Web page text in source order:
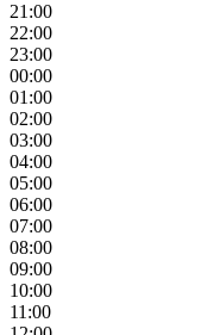
21:00
22:00
23:00
00:00
01:00
02:00
03:00
04:00
05:00
06:00
07:00
08:00
09:00
10:00
11:00